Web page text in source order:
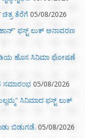
ತೆರೆಗೆ 05/08/2026
ಫಸ್ಟ್ ಲುಕ್ ಅನಾವರಣ
ಹೊಸ ಸಿನಿಮಾ ಘೋಷಣೆ
ಸಮಾರಂಭ 05/08/2026
ಸಿನಿಮಾದ ಫಸ್ಟ್‌ ಲುಕ್‌
ಬಿಡುಗಡೆ. 05/08/2026